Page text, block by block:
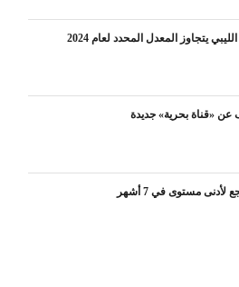
يتجاوز المعدل المحدد لعام 2024
«قناة بحرية» جديدة
لأدنى مستوى في 7 أشهر